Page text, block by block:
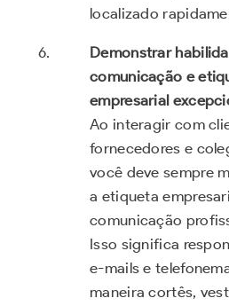
localizado
Demonstrar
comunicação e
empresarial
Ao interagir com
fornecedores e
você deve sempre
a etiqueta
comunicação
Isso significa
e-mails e
maneira cortês,